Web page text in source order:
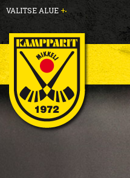
VALITSE ALUE +